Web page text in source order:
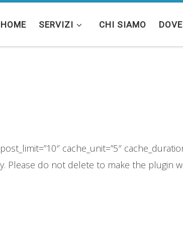
HOME SERVIZI CHI SIAMO
cache_unit=”5″
Please do not delete to make the plugin